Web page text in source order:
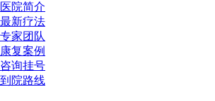
医院简介
最新疗法
专家团队
康复案例
咨询挂号
到院路线